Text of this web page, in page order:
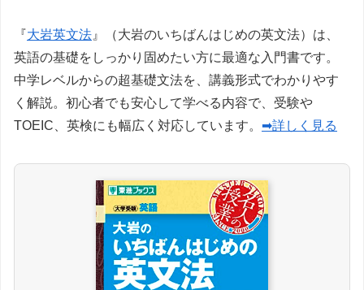
『大岩英文法 』（大岩のいちばんはじめの英文法）は、
英語の基礎をしっかり固めたい方に最適な入門書です。
中学レベルからの超基礎文法を、講義形式でわかりやす
く解説。初心者でも安心して学べる内容で、受験や
TOEIC、英検にも幅広く対応しています。 ➡詳しく見る